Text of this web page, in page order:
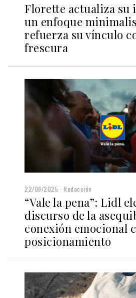
Florette actualiza su
un enfoque
refuerza su vínculo
frescura
22/09/2025 Redacción
“Vale la pena”: Lidl
discurso de la
conexión emocional
posicionamiento